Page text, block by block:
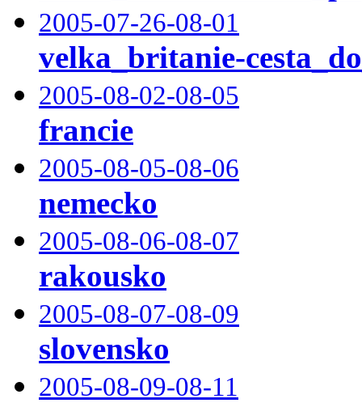
2005-07-26-08-01
velka_britanie-
2005-08-02-08-05
francie
2005-08-05-08-06
nemecko
2005-08-06-08-07
rakousko
2005-08-07-08-09
slovensko
2005-08-09-08-11